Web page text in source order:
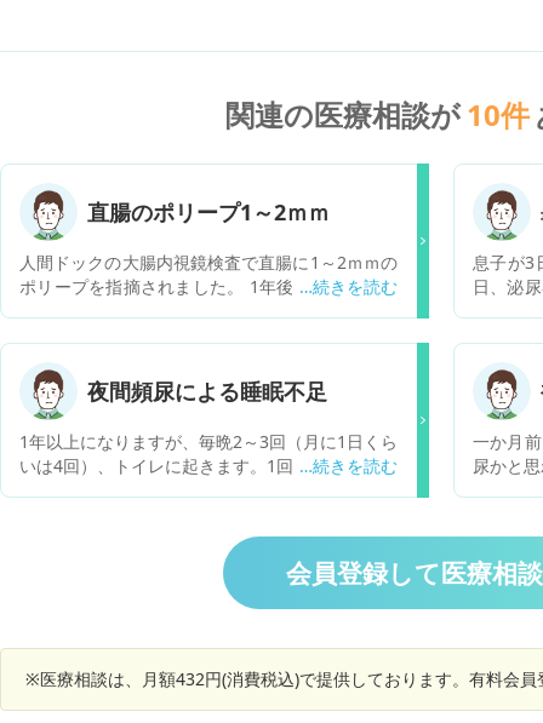
関連の医療相談が10件
直腸のポリープ1～2ｍｍ
人間ドックの大腸内視鏡検査で直腸に1～2ｍｍの
ポリープを指摘されました。 1年後の再検査で様
が、クリニックによっては切除してもらえるので
しょうか？ また食生活や生活習慣で気を付けるこ
とはありますか？
息子が3
日、泌
と書い
のが精
男性に
と言わ
ーがあ
ょう。
に飲む
ったそ
夜間頻尿による睡眠不足
1年以上になりますが、毎晩2～3回（月に1日くら
いは4回）、トイレに起きます。1回の尿量は約30
が、熟睡できず、寝不足感に悩んでいます。日中
は昼食後に睡魔に襲われルことがあり、しばしば
昼寝をします。慢性的に体がだるく、困っていま
す。どのようにしたら良いでしょうか、ご教示く
一か月
尿かと
なくな
肩の鎖
がある
だと言
うか。
会員登録して医療相
※医療相談は、月額432円(消費税込)で提供しております。有料会